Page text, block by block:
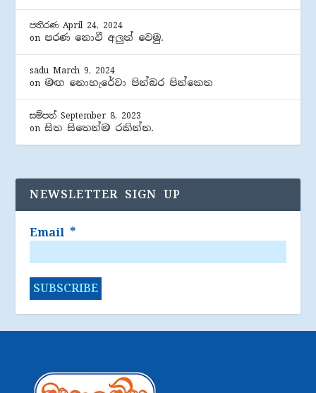
පතිරණ April 24, 2024
on පරණ නොවී අලුත් වෙමු.
sadu March 9, 2024
on මඟ නොහැරේවා පින්බර පින්කෙත
සම්පත් September 8, 2023
onසිත සිතෙන්ම රකින්න.
NEWSLETTER SIGN UP
Email *